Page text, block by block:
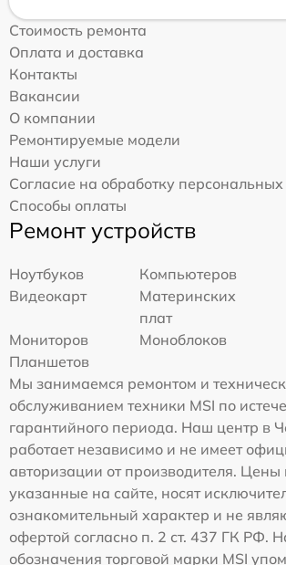
Стоимость ремонта
Оплата и доставка
Контакты
Вакансии
О компании
Ремонтируемые модели
Наши услуги
Согласие на обработку
Способы оплаты
Ремонт устройств
Ноутбуков
Компьютеров
Видеокарт
Материнских
плат
Мониторов
Моноблоков
Планшетов
Мы занимаемся ремонтом и
обслуживанием техники MSI по
гарантийного периода. Наш центр в
работает независимо и не имеет
авторизации от производителя. Цены
указанные на сайте, носят
ознакомительный характер и не
офертой согласно п. 2 ст. 437 ГК РФ.
обозначения торговой марки MSI